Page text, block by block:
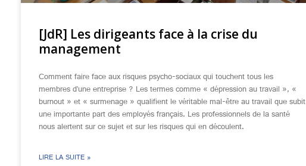
[JdR] Les dirigeants face à la crise du
management
Comment faire face aux risques psycho-sociaux qui touchent tous les
membres d’une entreprise ? Les termes comme « dépression au travail », «
burnout » et « surmenage » qualifient le véritable mal-être au travail que subit
une importante part des employés français. Les professionnels de la santé
nous alertent sur ce sujet et sur les risques qui en découlent.
LIRE LA SUITE »